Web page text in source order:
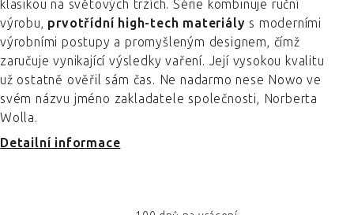
klasikou na světových trzích. Série kombinuje ruční
výrobu, prvotřídní high-tech materiály s moderními
výrobními postupy a promyšleným designem, čímž
zaručuje vynikající výsledky vaření. Její vysokou kvalitu
už ostatně ověřil sám čas. Ne nadarmo nese Nowo ve
svém názvu jméno zakladatele společnosti, Norberta
Wolla.
Detailní informace